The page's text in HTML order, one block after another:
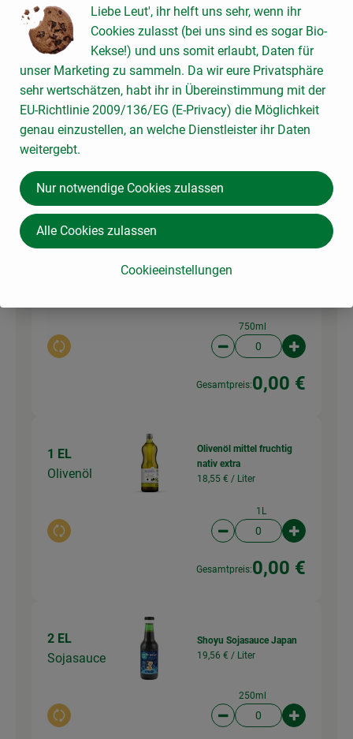
140 g
Reibekäse
Auswahl ändern
formaggi
23,21 € /kg
Artikelanzahl
Gesamtpreis: 3,25 €
Du hast sicher:
Auswahl ändern
Crémant de Bourgogne
brut
750ml
Artikelanzahl
Gesamtpreis:0,00 €
1 EL
Olivenöl
Auswahl ändern
Olivenöl mittel fruchtig
nativ extra
18,55 € / Liter
1L
Artikelanzahl
Gesamtpreis:0,00 €
2 EL
Sojasauce
Auswahl ändern
Shoyu Sojasauce Japan
19,56 € / Liter
250ml
Artikelanzahl
Liebe Leut', ihr helft uns sehr, wenn ihr
Cookies zulasst (bei uns sind es sogar Bio-
Kekse!) und uns somit erlaubt, Daten für
unser Marketing zu sammeln. Da wir eure Privatsphäre
sehr wertschätzen, habt ihr in Übereinstimmung mit der
EU-Richtlinie 2009/136/EG (E-Privacy) die Möglichkeit
genau einzustellen, an welche Dienstleister ihr Daten
weitergebt.
Cookieeinstellungen
Nur notwendige Cookies zulassen
Alle Cookies zulassen